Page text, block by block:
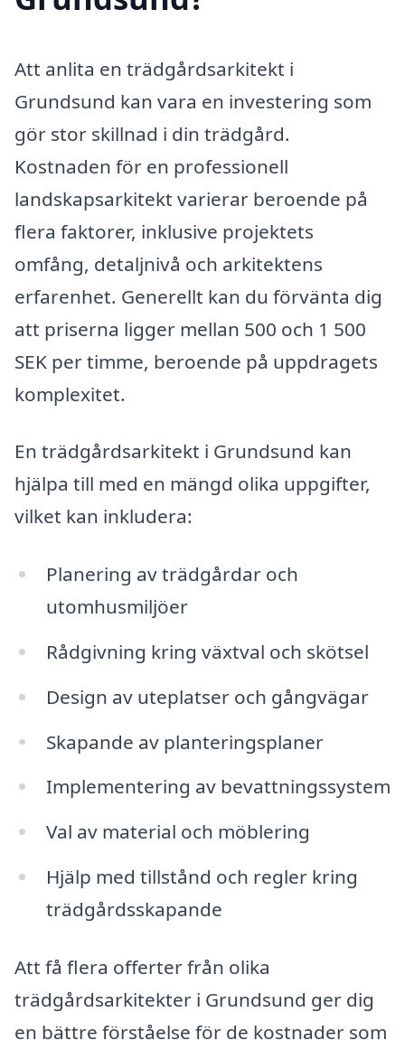
Att anlita en trädgårdsarkitekt i
Grundsund kan vara en investering som
gör stor skillnad i din trädgård.
Kostnaden för en professionell
landskapsarkitekt varierar beroende på
flera faktorer, inklusive projektets
omfång, detaljnivå och arkitektens
erfarenhet. Generellt kan du förvänta dig
att priserna ligger mellan 500 och 1 500
SEK per timme, beroende på uppdragets
komplexitet.
En trädgårdsarkitekt i Grundsund kan
hjälpa till med en mängd olika uppgifter,
vilket kan inkludera:
Planering av trädgårdar och
utomhusmiljöer
Rådgivning kring växtval och skötsel
Design av uteplatser och gångvägar
Skapande av planteringsplaner
Implementering av bevattningssystem
Val av material och möblering
Hjälp med tillstånd och regler kring
trädgårdsskapande
Att få flera offerter från olika
trädgårdsarkitekter i Grundsund ger dig
en bättre förståelse för de kostnader som